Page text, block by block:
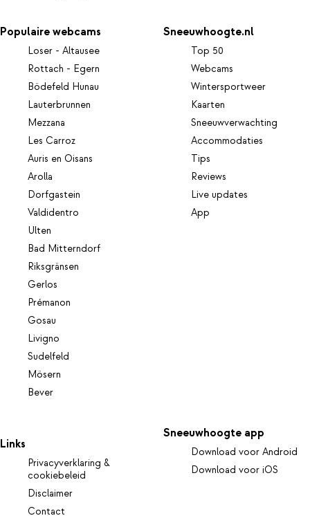
Populaire webcams
Loser - Altausee
Rottach - Egern
Bödefeld Hunau
Lauterbrunnen
Mezzana
Les Carroz
Auris en Oisans
Arolla
Dorfgastein
Valdidentro
Ulten
Bad Mitterndorf
Riksgränsen
Gerlos
Prémanon
Gosau
Livigno
Sudelfeld
Mösern
Bever
Sneeuwhoogte.nl
Top 50
Webcams
Wintersportweer
Kaarten
Sneeuwverwachting
Accommodaties
Tips
Reviews
Live updates
App
Links
Privacyverklaring &
cookiebeleid
Disclaimer
Contact
Sneeuwhoogte app
Download voor Android
Download voor iOS